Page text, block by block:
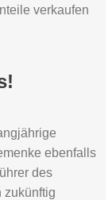
verkaufen
ebenfalls
des
zukünftig